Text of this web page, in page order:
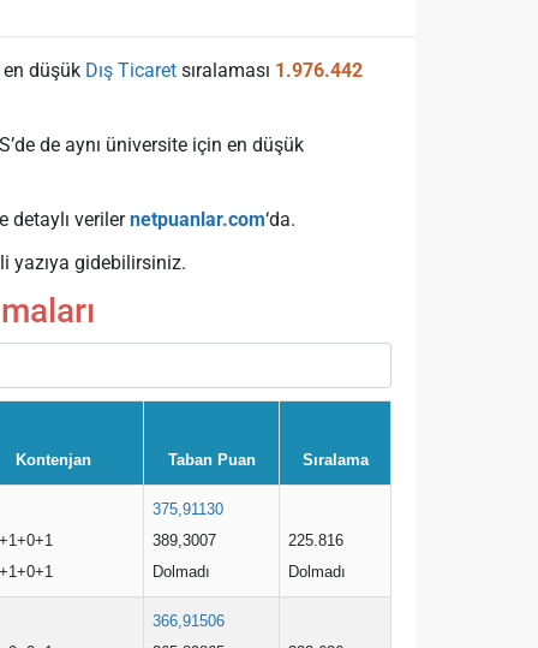
en düşük Dış Ticaret sıralaması 1.976.442
de aynı üniversite için en düşük
detaylı verilernetpuanlar.com‘da.
yazıya gidebilirsiniz.
Kontenjan Taban Puan Sıralama
375,91130
389,3007
Dolmadı
225.816
Dolmadı
366,91506